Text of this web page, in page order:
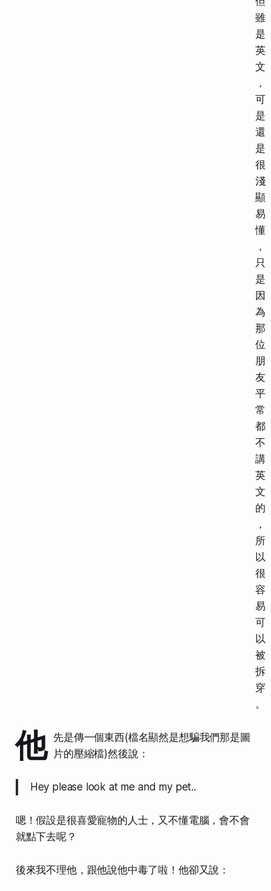
雖
是
英
文
，
可
是
還
是
很
淺
顯
易
懂
，
只
是
因
為
那
位
朋
友
平
常
都
不
講
英
文
的
，
所
以
很
容
易
可
以
被
拆
穿
。
他 先是傳一個東西(檔名顯然是想騙我們那是圖
片的壓縮檔)然後說：
Hey please look at me and my pet..
嗯！假設是很喜愛寵物的人士，又不懂電腦，會不會
就點下去呢？
後來我不理他，跟他說他中毒了啦！他卻又說：